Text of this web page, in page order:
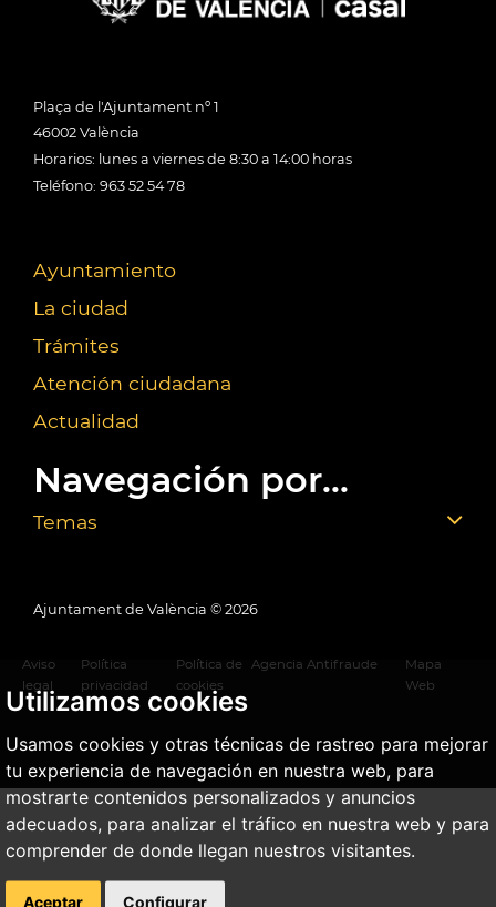
Utilizamos cookies
Usamos cookies y otras técnicas de rastreo para mejorar
tu experiencia de navegación en nuestra web, para
mostrarte contenidos personalizados y anuncios
adecuados, para analizar el tráfico en nuestra web y para
comprender de donde llegan nuestros visitantes.
Aceptar Configurar
Plaça de l'Ajuntament nº 1
46002 València
Horarios: lunes a viernes de 8:30 a 14:00 horas
Teléfono: 963 52 54 78
Ayuntamiento
La ciudad
Trámites
Atención ciudadana
Actualidad
Navegación por...
Temas
Ajuntament de València © 2026
Aviso
legal
Política
privacidad
Política de
cookies
Agencia Antifraude
Mapa
Web